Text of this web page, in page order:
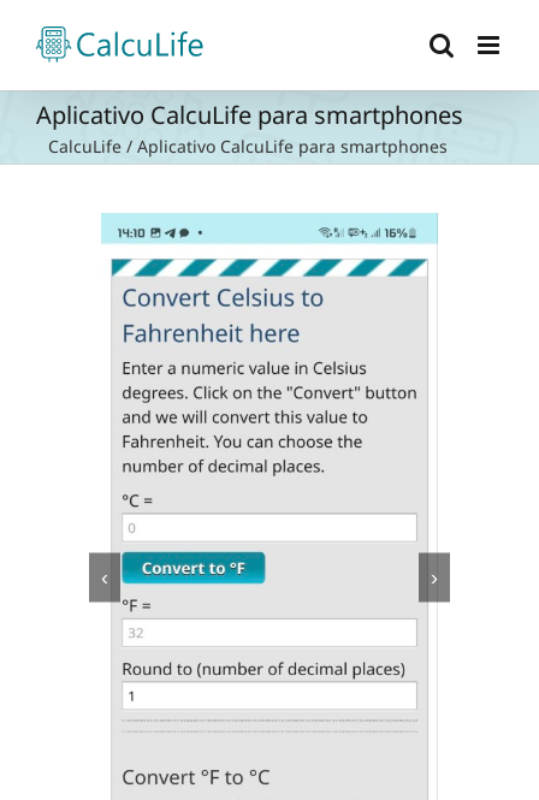
para
conteúdo
Aplicativo CalcuLife para smartphones
CalcuLife / Aplicativo CalcuLife para smartphones
‹ ›